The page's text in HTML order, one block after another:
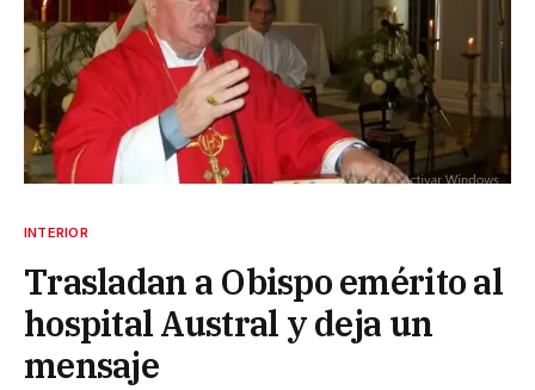
INTERIOR
Trasladan a Obispo emérito al
hospital Austral y deja un
mensaje